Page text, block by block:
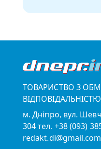
ТОВАРИСТВО З
м. Дніпро, вул.
304 тел. +38 (093)
redakt.di@gmail.com